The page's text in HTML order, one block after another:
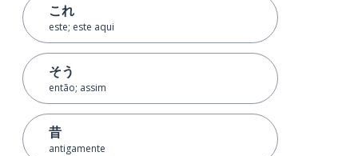
これ
este; este aqui
そう
então; assim
昔
antigamente